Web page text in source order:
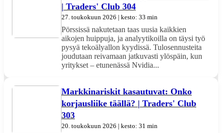
| Traders' Club 304
27. toukokuun 2026 | kesto: 33 min
Pörssissä nakutetaan taas uusia kaikkien
aikojen huippuja, ja analyytikoilla on täysi työ
pysyä tekoälyallon kyydissä. Tulosennusteita
joudutaan reivamaan jatkuvasti ylöspäin, kun
yritykset – etunenässä Nvidia...
Markkinariskit kasautuvat: Onko
korjausliike täällä? | Traders' Club
303
20. toukokuun 2026 | kesto: 31 min